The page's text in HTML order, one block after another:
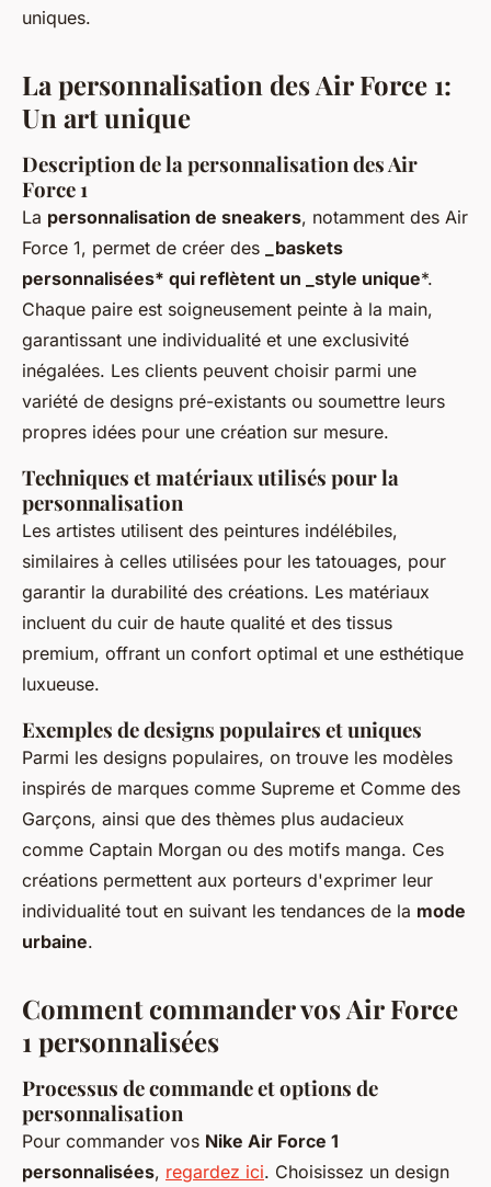
uniques.
La personnalisation des Air Force 1:
Un art unique
Description de la personnalisation des Air
Force 1
La personnalisation de sneakers, notamment des Air
Force 1, permet de créer des
_baskets
personnalisées* qui reflètent un _style unique*.
Chaque paire est soigneusement peinte à la main,
garantissant une individualité et une exclusivité
inégalées. Les clients peuvent choisir parmi une
variété de designs pré-existants ou soumettre leurs
propres idées pour une création sur mesure.
Techniques et matériaux utilisés pour la
personnalisation
Les artistes utilisent des peintures indélébiles,
similaires à celles utilisées pour les tatouages, pour
garantir la durabilité des créations. Les matériaux
incluent du cuir de haute qualité et des tissus
premium, offrant un confort optimal et une esthétique
luxueuse.
Exemples de designs populaires et uniques
Parmi les designs populaires, on trouve les modèles
inspirés de marques comme Supreme et Comme des
Garçons, ainsi que des thèmes plus audacieux
comme Captain Morgan ou des motifs manga. Ces
créations permettent aux porteurs d'exprimer leur
individualité tout en suivant les tendances de la mode
urbaine.
Comment commander vos Air Force
1 personnalisées
Processus de commande et options de
personnalisation
Pour commander vos Nike Air Force 1
personnalisées, regardez ici. Choisissez un design